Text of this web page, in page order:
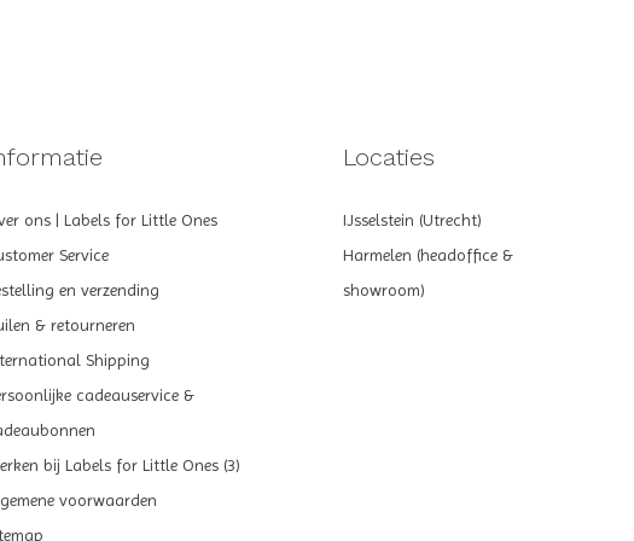
ons | Labels for Little Ones
Service
en verzending
& retourneren
Shipping
cadeauservice &
bij Labels for Little Ones (3)
voorwaarden
Locaties
IJsselstein (Utrecht)
Harmelen (headoffice &
showroom)